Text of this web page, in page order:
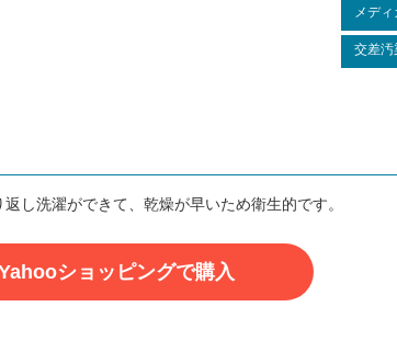
メデ
交差汚
し洗濯ができて、乾燥が早いため衛生的です。
ショッピングで購入